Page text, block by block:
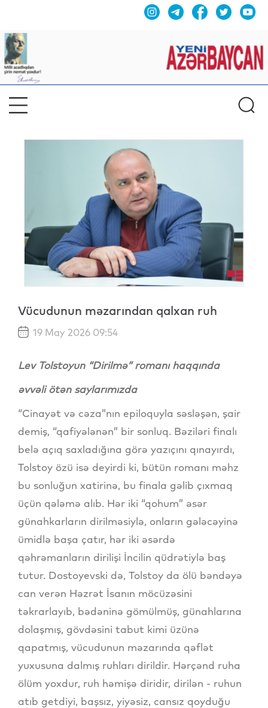
Vücudunun məzarından qalxan ruh
19 May 2026 09:54
Lev Tolstoyun “Dirilmə” romanı haqqında
əvvəli ötən saylarımızda
“Cinayət və cəza”nın epiloquyla səsləşən, şair
demiş, “qafiyələnən” bir sonluq. Bəziləri finalı
belə açıq saxladığına görə yazıçını qınayırdı,
Tolstoy özü isə deyirdi ki, bütün romanı məhz
bu sonluğun xatirinə, bu finala gəlib çıxmaq
üçün qələmə alıb. Hər iki “qohum” əsər
günahkarların dirilməsiylə, onların gələcəyinə
ümidlə başa çatır, hər iki əsərdə
qəhrəmanların dirilişi İncilin qüdrətiylə baş
tutur. Dostoyevski də, Tolstoy da ölü bəndəyə
can verən Həzrət İsanın möcüzəsini
təkrarlayıb, bədəninə gömülmüş, günahlarına
dolaşmış, gövdəsini tabut kimi üzünə
qapatmış, vücudunun məzarında qəflət
yuxusuna dalmış ruhları dirildir. Hərçənd ruha
ölüm yoxdur, ruh həmişə diridir, dirilən - ruhun
atıb getdiyi, başsız, yiyəsiz, cansız qoyduğu